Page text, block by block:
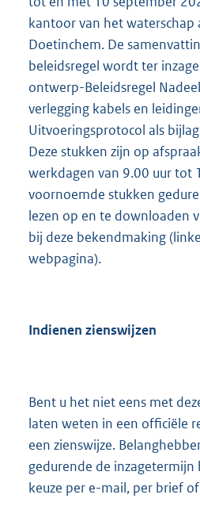
kantoor van het waterschap
Doetinchem. De
beleidsregel wordt ter
ontwerp-Beleidsregel
verlegging kabels en
Uitvoeringsprotocol als
Deze stukken zijn op
werkdagen van 9.00 uur tot
voornoemde stukken
lezen op en te downloaden
bij deze bekendmaking
webpagina).
Indienen zienswijzen
Bent u het niet eens met
laten weten in een officiële
een zienswijze.
gedurende de inzagetermijn
keuze per e-mail, per brief